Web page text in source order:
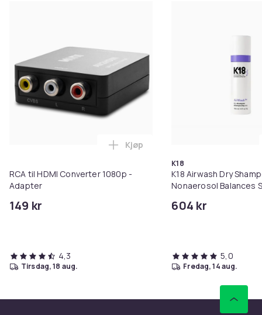
RCA til HDMI Converter 1080p -
Adapter
149 kr
Legg RCA til HDMI Converter
Kjøp
4,3
tirsdag, 18 aug.
K18
K18 Airwash Dry
Nonaerosol Balances
604 kr
5,0
fredag, 14 aug.